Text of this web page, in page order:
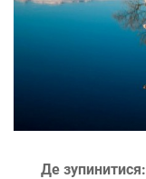
Де зупинитися: